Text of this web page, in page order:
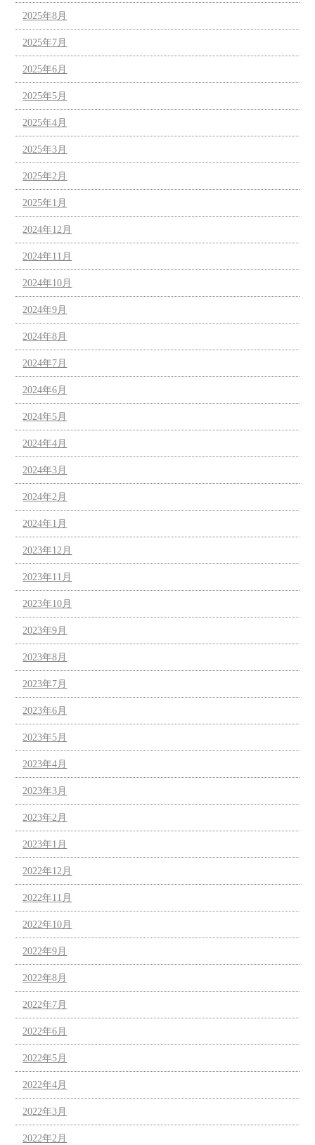
2025年8月
2025年7月
2025年6月
2025年5月
2025年4月
2025年3月
2025年2月
2025年1月
2024年12月
2024年11月
2024年10月
2024年9月
2024年8月
2024年7月
2024年6月
2024年5月
2024年4月
2024年3月
2024年2月
2024年1月
2023年12月
2023年11月
2023年10月
2023年9月
2023年8月
2023年7月
2023年6月
2023年5月
2023年4月
2023年3月
2023年2月
2023年1月
2022年12月
2022年11月
2022年10月
2022年9月
2022年8月
2022年7月
2022年6月
2022年5月
2022年4月
2022年3月
2022年2月